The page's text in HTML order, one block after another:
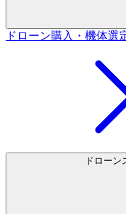
ドローン購入・機体選
ドローン